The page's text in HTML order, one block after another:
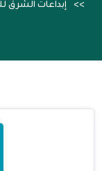
إبداعات الشرق